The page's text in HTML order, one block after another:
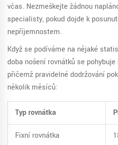
včas. Nezmeškejte žádnou
specialisty, pokud dojde k
nepříjemnostem.
Když se podíváme na nějaké
doba nošení rovnátků se
přičemž pravidelné dodržování
několik měsíců:
Typ rovnátka
Fixní rovnátka